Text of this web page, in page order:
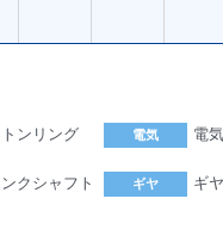
ンリング 電気 電
クシャフト ギヤ ギ